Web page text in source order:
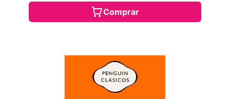
Comprar